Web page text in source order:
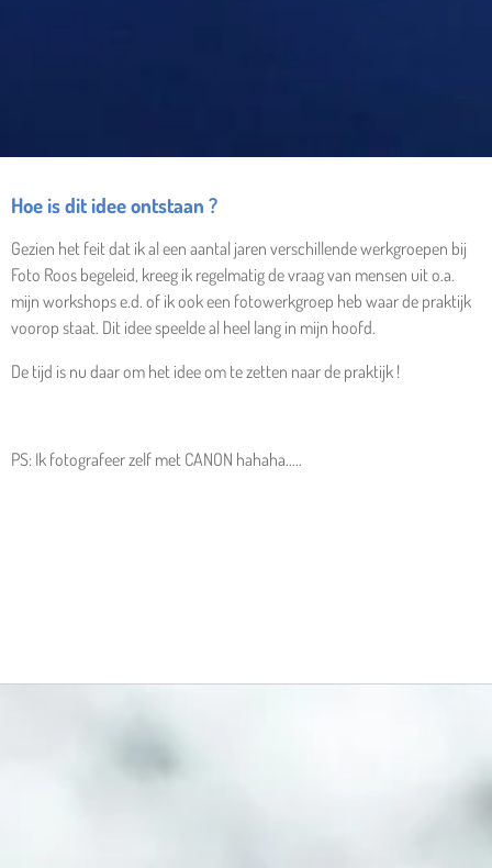
Hoe is dit idee ontstaan ?
Gezien het feit dat ik al een aantal jaren verschillende werkgroepen bij
Foto Roos begeleid, kreeg ik regelmatig de vraag van mensen uit o.a.
mijn workshops e.d. of ik ook een fotowerkgroep heb waar de praktijk
voorop staat. Dit idee speelde al heel lang in mijn hoofd.
De tijd is nu daar om het idee om te zetten naar de praktijk !
PS: Ik fotografeer zelf met CANON hahaha.....